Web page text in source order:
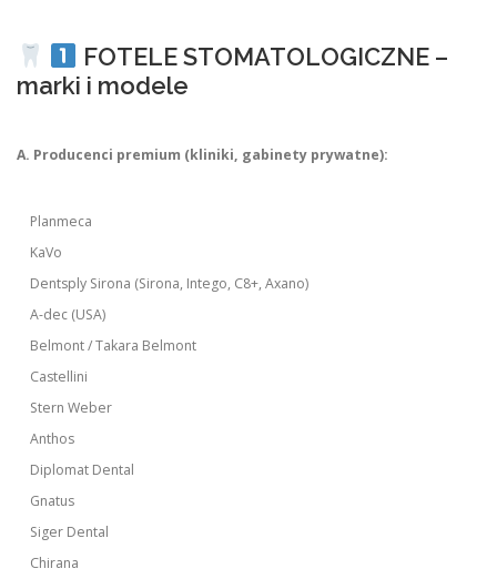
FOTELE STOMATOLOGICZNE –
marki i modele
A. Producenci premium (kliniki, gabinety prywatne):
Planmeca
KaVo
Dentsply Sirona (Sirona, Intego, C8+, Axano)
A-dec (USA)
Belmont / Takara Belmont
Castellini
Stern Weber
Anthos
Diplomat Dental
Gnatus
Siger Dental
Chirana